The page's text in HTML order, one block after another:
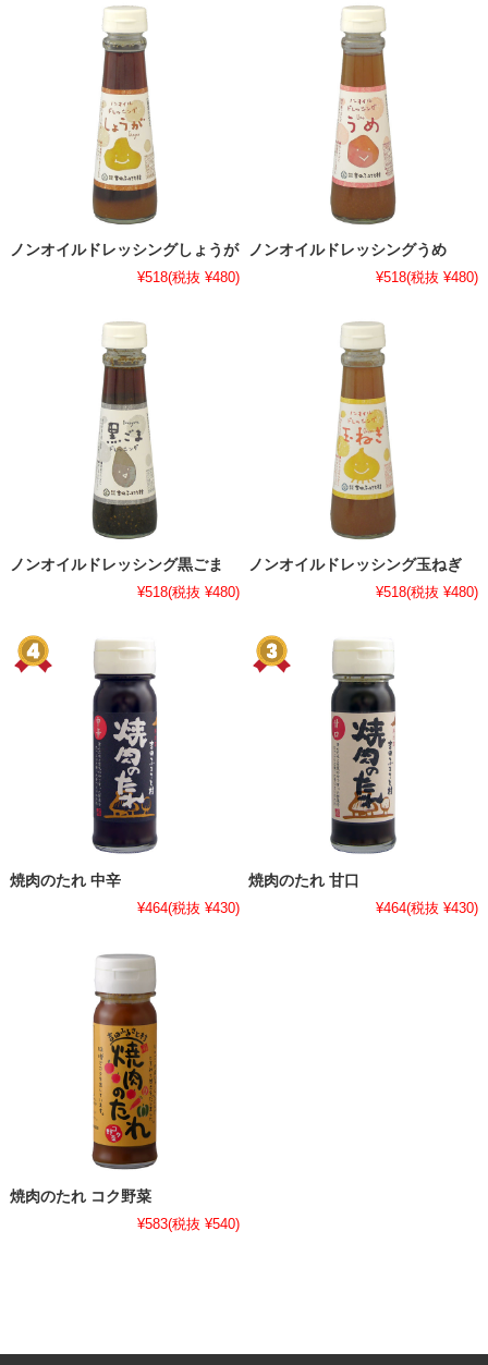
ノンオイルドレッシングしょうが
¥518(税抜 ¥480)
ノンオイルドレッシングうめ
¥518(税抜 ¥480)
ノンオイルドレッシング黒ごま
¥518(税抜 ¥480)
ノンオイルドレッシング玉ねぎ
¥518(税抜 ¥480)
焼肉のたれ 中辛
¥464(税抜 ¥430)
焼肉のたれ 甘口
¥464(税抜 ¥430)
焼肉のたれ コク野菜
¥583(税抜 ¥540)